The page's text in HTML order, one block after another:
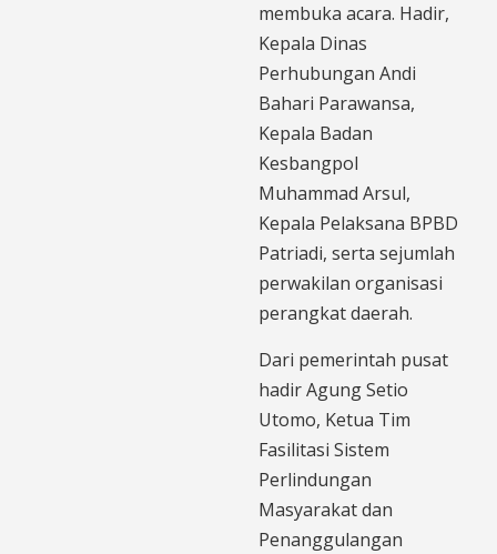
membuka acara. Hadir,
Kepala Dinas
Perhubungan Andi
Bahari Parawansa,
Kepala Badan
Kesbangpol
Muhammad Arsul,
Kepala Pelaksana BPBD
Patriadi, serta sejumlah
perwakilan organisasi
perangkat daerah.
Dari pemerintah pusat
hadir Agung Setio
Utomo, Ketua Tim
Fasilitasi Sistem
Perlindungan
Masyarakat dan
Penanggulangan